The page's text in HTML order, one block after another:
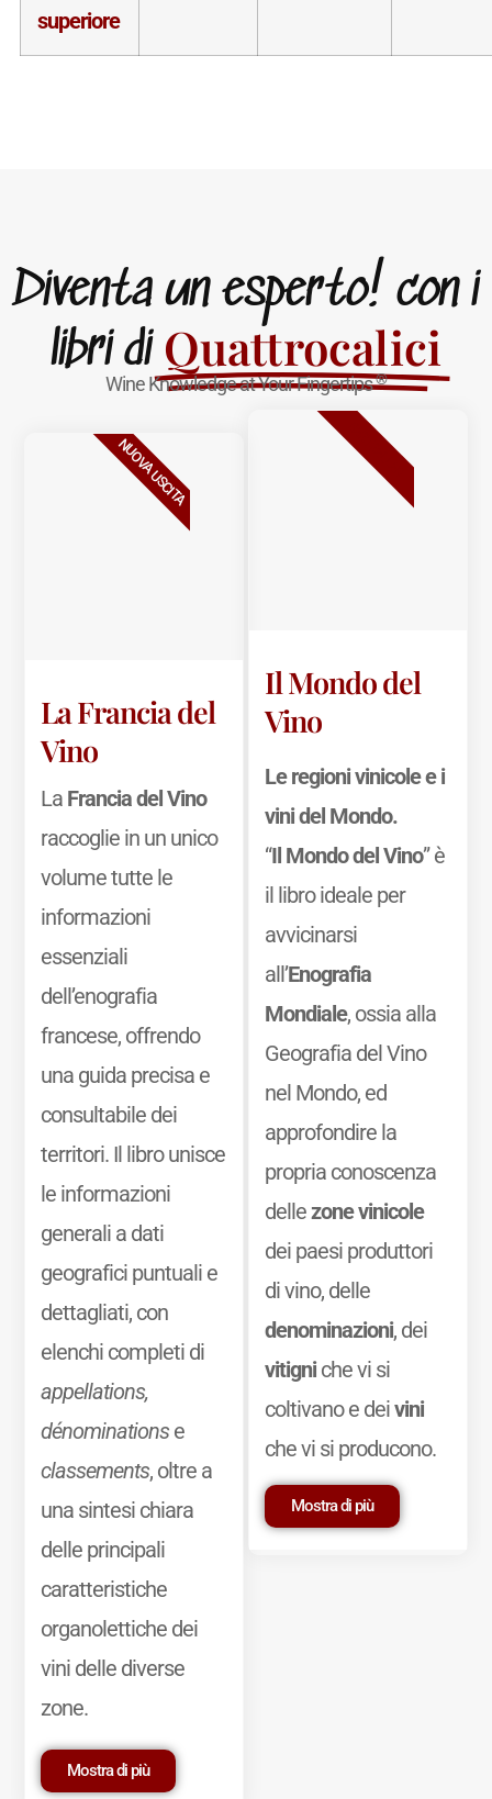
superiore
Diventa un esperto! con i
libri di Quattrocalici
Wine Knowledge at Your Fingertips®
La Francia del
Vino
La Francia del Vino
raccoglie in un unico
volume tutte le
informazioni
essenziali
dell’enografia
francese, offrendo
una guida precisa e
consultabile dei
territori. Il libro unisce
le informazioni
generali a dati
geografici puntuali e
dettagliati, con
elenchi completi di
appellations,
dénominationse
classements, oltre a
una sintesi chiara
delle principali
caratteristiche
organolettiche dei
vini delle diverse
zone.
Mostra di più
NUOVA USCITA
Il Mondo del
Vino
Le regioni vinicole e i
vini del Mondo.
“Il Mondo del Vino” è
il libro ideale per
avvicinarsi
all’Enografia
Mondiale, ossia alla
Geografia del Vino
nel Mondo, ed
approfondire la
propria conoscenza
dellezone vinicole
dei paesi produttori
di vino, delle
denominazioni, dei
vitigniche vi si
coltivano e deivini
che vi si producono.
Mostra di più
BESTSELLER